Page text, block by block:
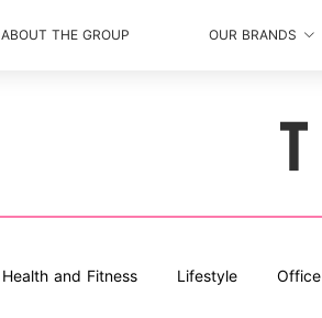
ABOUT THE GROUP OUR BRANDS
Health and Fitness Lifestyle Office